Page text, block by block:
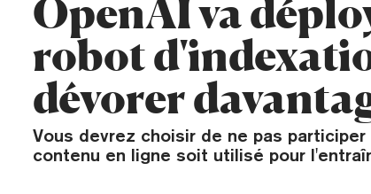
OpenAI va
robot
dévorer
Vous devrez choisir de ne pas
contenu en ligne soit utilisé pour